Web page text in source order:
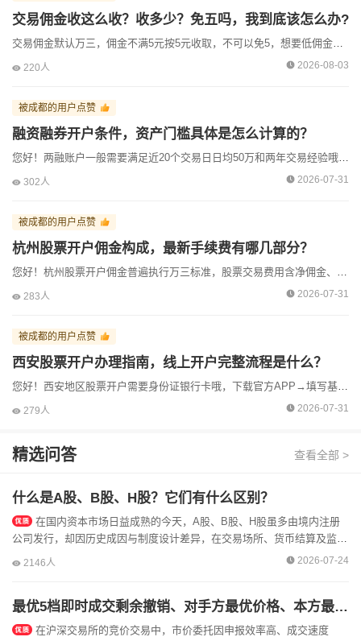
资深万经理收到了来自[成都]用户的【预约咨询】
资深万经理收到了来自[太原]用户的【预约咨询】
资深万经理收到了来自[南昌]用户的【微信咨询】
交易佣金收这么收？收多少？免五吗，我到底该怎么办?
交易佣金默认万三，佣金不满5元按5元收取，不可以免5，想要低佣金账户联系小万，我司佣金可以给您做到成本价，让您开户无忧。
220人 2026-08-03
被成都的用户点赞
融资融券开户条件，资产门槛具体是怎么计算的？
您好！两融账户一般需要满足近20个交易日日均50万和两年交易经验哦，需要开户联系小万，我司可以预约营业部办理哦，并且我司两融划算哦，上市平台的稳定性让我们能在合规范围内提供有吸引力的成...
302人 2026-07-31
被成都的用户点赞
杭州股票开户佣金构成，最新手续费有哪几部分？
您好！杭州股票开户佣金普遍执行万三标准，股票交易费用含净佣金、规费和过户费，我们可提供结构明晰的方案，助您降低总体成本。但该数值具备调整空间，建议提前沟通确认。准备好身份证和银行卡，线...
283人 2026-07-31
被成都的用户点赞
西安股票开户办理指南，线上开户完整流程是什么？
您好！西安地区股票开户需要身份证银行卡哦，下载官方APP→填写基础资料→上传身份证正反面→接入视频认证，依托智能预审系统，免去手动录入差错，视频坐席秒级响应，目前券商新客默认佣金多在万...
279人 2026-07-31
精选问答 查看全部 >
什么是A股、B股、H股？它们有什么区别？
公司发行，却因历史成因与制度设计差异，在交易场所、货币结算及监管
体系上泾渭分明。厘清这些边界，是构建跨市场投资组合的基础。A股是
2146人 2026-07-24
最优5档即时成交剩余撤销、对手方最优价格、本方最优价格、即时成交剩余撤销这几种委托的具体差别是什么？